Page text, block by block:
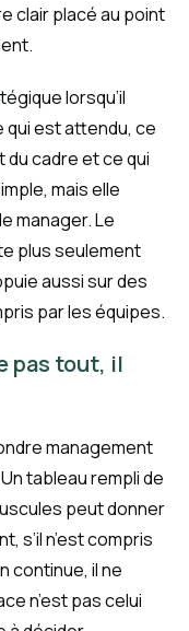
clair placé au point
lorsqu’il
qui est attendu, ce
cadre et ce qui
mais elle
manager. Le
plus seulement
aussi sur des
par les équipes.
pas tout, il
management
tableau rempli de
peut donner
s’il n’est compris
continue, il ne
n’est pas celui